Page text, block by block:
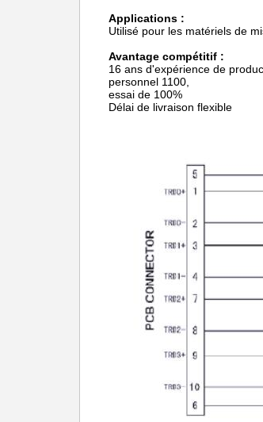
Applications :
Utilisé pour les matériels de
Avantage compétitif :
16 ans d'expérience de
personnel 1100,
essai de 100%
Délai de livraison flexible